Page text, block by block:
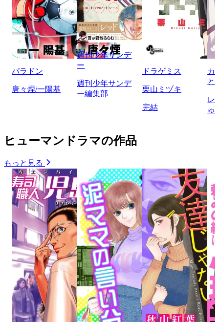
パラドン
唐々煙/一陽基
週刊少年サンデ
ー
週刊少年サンデ
ー編集部
ドラゲミス
栗山ミヅキ
完結
カ
と
レ
ゅ
ヒューマンドラマの作品
もっと見る